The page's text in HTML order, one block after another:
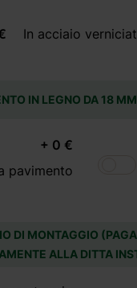
In acciaio
IN LEGNO DA 18
+ 0 €
pavimento
DI MONTAGGIO
ALLA DITTA